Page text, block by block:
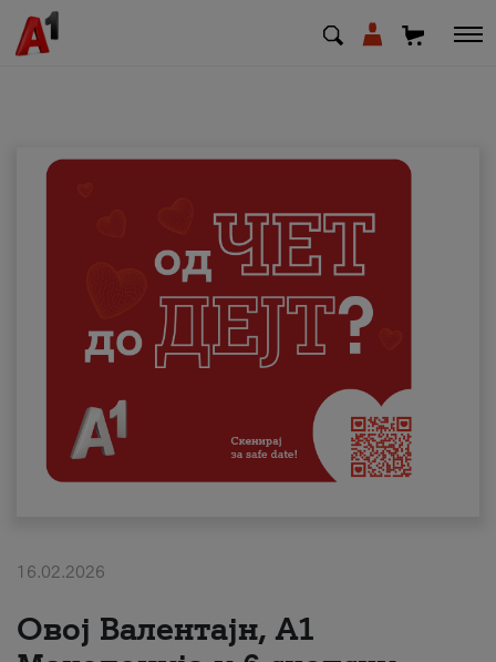
Деловни
Поддршка
Надополни кредит
Плати сметка
#ПодобарОнлајн
16.02.2026
Овој Валентајн, A1